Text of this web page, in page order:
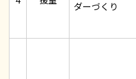
ダーづくり